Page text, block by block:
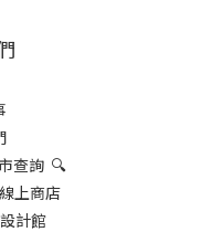
查詢 🔍
上商店
計館